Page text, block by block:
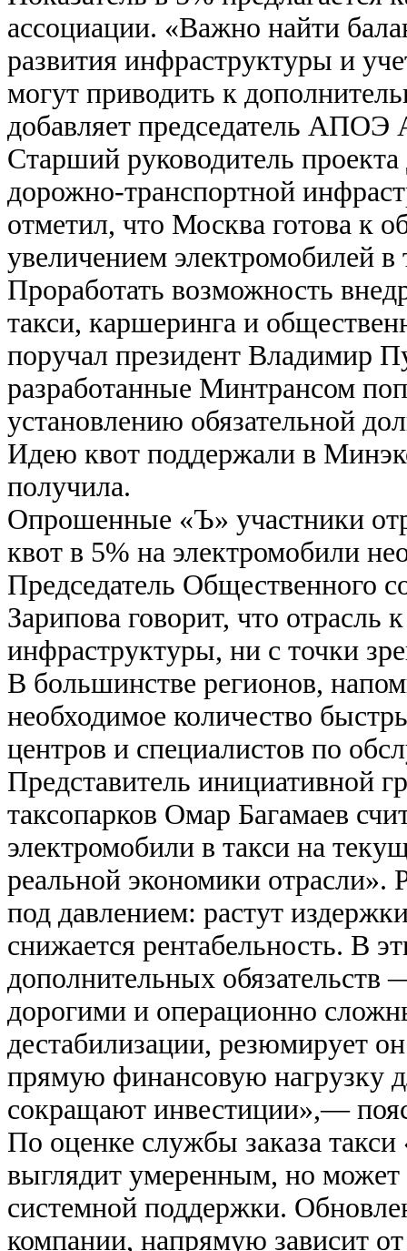
ассоциации. «Важно найти
развития инфраструктуры и
могут приводить к
добавляет председатель
Старший руководитель
дорожно-транспортной
отметил, что Москва готова к
увеличением электромобилей в
Проработать возможность
такси, каршеринга и
поручал президент Владимир
разработанные Минтрансом
установлению обязательной
Идею квот поддержали в
получила.
Опрошенные «Ъ» участники
квот в 5% на электромобили
Председатель Общественного
Зарипова говорит, что отрасль
инфраструктуры, ни с точки
В большинстве регионов,
необходимое количество
центров и специалистов по
Представитель инициативной
таксопарков Омар Багамаев
электромобили в такси на
реальной экономики отрасли».
под давлением: растут
снижается рентабельность. В
дополнительных обязательств
дорогими и операционно
дестабилизации, резюмирует
прямую финансовую нагрузку
сокращают инвестиции»,—
По оценке службы заказа
выглядит умеренным, но может
системной поддержки.
компании, напрямую зависит